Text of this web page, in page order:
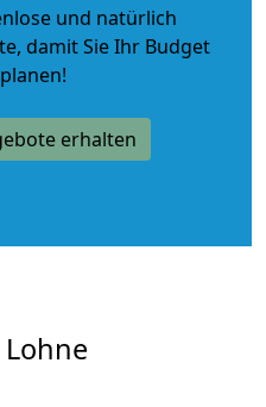
und natürlich
, damit Sie Ihr Budget
erhalten